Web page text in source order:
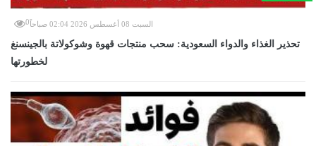
السبت 08 أغسطس 2026 02:04 صباحاً 0
تحذير الغذاء والدواء السعودية: سحب منتجات قهوة وشوكولاتة بالجينسنغ
لخطورتها